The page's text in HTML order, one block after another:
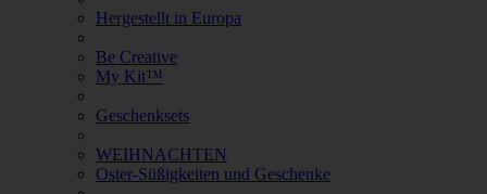
Hergestellt in Europa
Be Creative
My Kit™
Geschenksets
WEIHNACHTEN
Oster-Süßigkeiten und Geschenke